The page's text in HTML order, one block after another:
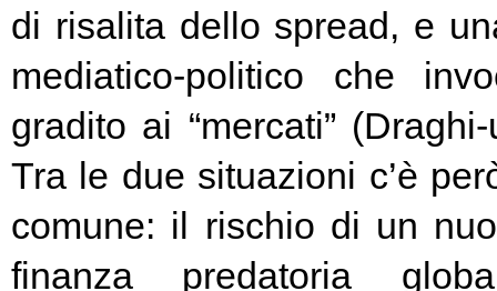
di risalita dello spread, e
mediatico-politico che
gradito ai “mercati”
Tra le due situazioni c’è
comune: il rischio di un
finanza predatoria